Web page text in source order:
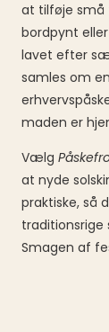
at tilføje
bordpynt
lavet efter
samles om
maden er
Vælg
at nyde
praktiske, så
Smagen af